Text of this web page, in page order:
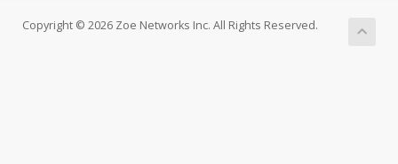
Copyright © 2026 Zoe Networks Inc. All Rights Reserved.